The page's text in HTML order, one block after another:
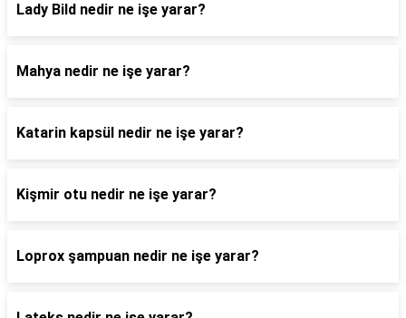
Lady Bild nedir ne işe yarar?
Mahya nedir ne işe yarar?
Katarin kapsül nedir ne işe yarar?
Kişmir otu nedir ne işe yarar?
Loprox şampuan nedir ne işe yarar?